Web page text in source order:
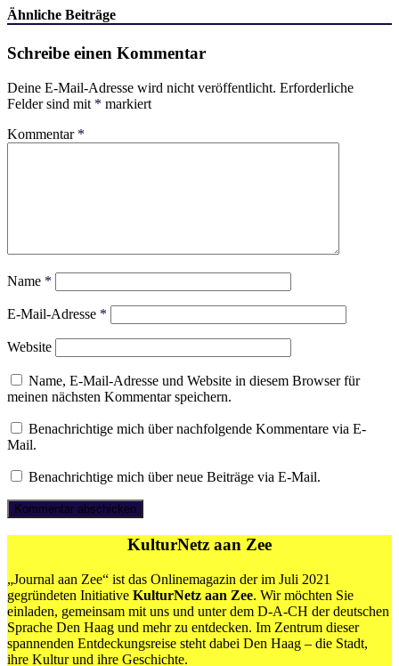
Ähnliche Beiträge
Schreibe einen Kommentar
Deine E-Mail-Adresse wird nicht veröffentlicht. Erforderliche
Felder sind mit * markiert
Kommentar *
Name *
E-Mail-Adresse *
Website
Name, E-Mail-Adresse und Website in diesem Browser für
meinen nächsten Kommentar speichern.
Benachrichtige mich über nachfolgende Kommentare via E-
Mail.
Benachrichtige mich über neue Beiträge via E-Mail.
KulturNetz aan Zee
„Journal aan Zee“ ist das Onlinemagazin der im Juli 2021
gegründeten Initiative KulturNetz aan Zee. Wir möchten Sie
einladen, gemeinsam mit uns und unter dem D-A-CH der deutschen
Sprache Den Haag und mehr zu entdecken. Im Zentrum dieser
spannenden Entdeckungsreise steht dabei Den Haag – die Stadt,
ihre Kultur und ihre Geschichte.